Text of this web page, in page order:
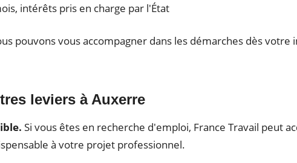
intérêts pris en charge par l'État
pouvons vous accompagner dans les démarches dès votre
leviers à Auxerre
Si vous êtes en recherche d'emploi, France Travail peut
à votre projet professionnel.